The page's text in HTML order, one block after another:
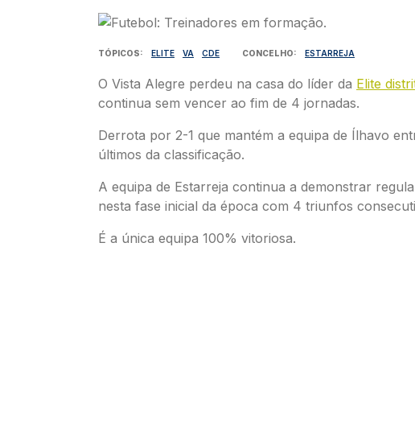
Imagem
TÓPICOS ELITE VA CDE CONCELHO ESTARREJA
O Vista Alegre perdeu na casa do líder da Elite
continua sem vencer ao fim de 4 jornadas.
Derrota por 2-1 que mantém a equipa de Ílhavo
últimos da classificação.
A equipa de Estarreja continua a demonstrar
nesta fase inicial da época com 4 triunfos
É a única equipa 100% vitoriosa.